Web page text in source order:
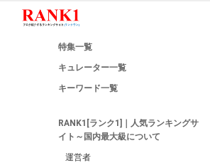
特集一覧
キュレーター一覧
キーワード一覧
RANK1[ランク1]｜人気ランキングサ
イト～国内最大級について
運営者